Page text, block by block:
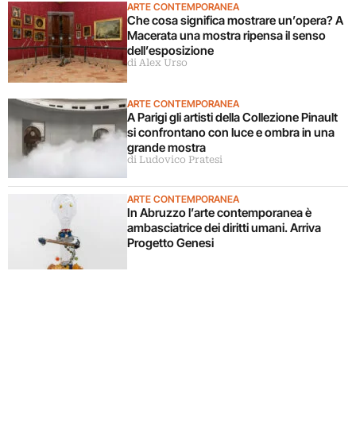
ARTE CONTEMPORANEA
Che cosa significa mostrare un’opera? A
Macerata una mostra ripensa il senso
dell’esposizione
di Alex Urso
ARTE CONTEMPORANEA
A Parigi gli artisti della Collezione Pinault
si confrontano con luce e ombra in una
grande mostra
di Ludovico Pratesi
ARTE CONTEMPORANEA
In Abruzzo l’arte contemporanea è
ambasciatrice dei diritti umani. Arriva
Progetto Genesi